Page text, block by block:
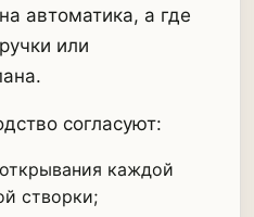
автоматика, а где
или
согласуют:
каждой
створки;